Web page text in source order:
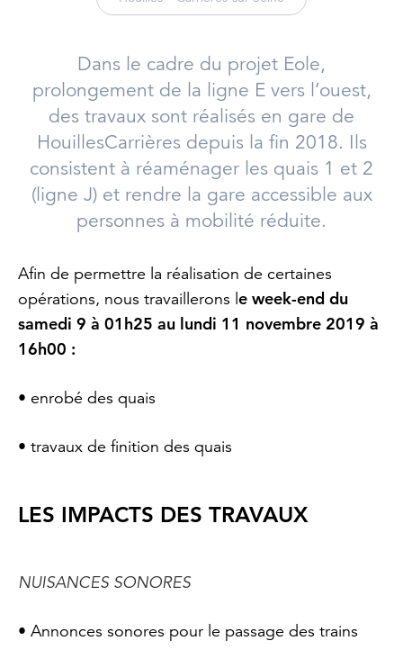
Dans le cadre du projet Eole,
prolongement de la ligne E vers l’ouest,
des travaux sont réalisés en gare de
HouillesCarrières depuis la fin 2018. Ils
consistent à réaménager les quais 1 et 2
(ligne J) et rendre la gare accessible aux
personnes à mobilité réduite.
Afin de permettre la réalisation de certaines
opérations, nous travaillerons le week-end du
samedi 9 à 01h25 au lundi 11 novembre 2019 à
16h00 :
• enrobé des quais
• travaux de finition des quais
LES IMPACTS DES TRAVAUX
NUISANCES SONORES
• Annonces sonores pour le passage des trains